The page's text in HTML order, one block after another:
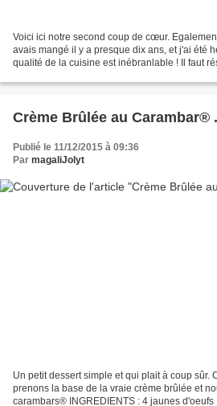
Voici ici notre second coup de cœur.
avais mangé il y a presque dix ans, et j'ai été
qualité de la cuisine est inébranlable ! Il faut
Crème Brûlée au Carambar®
Publié le 11/12/2015 à 09:36
Par magaliJolyt
Un petit dessert simple et qui plait à coup sûr.
prenons la base de la vraie crème brûlée et
carambars® INGREDIENTS : 4 jaunes